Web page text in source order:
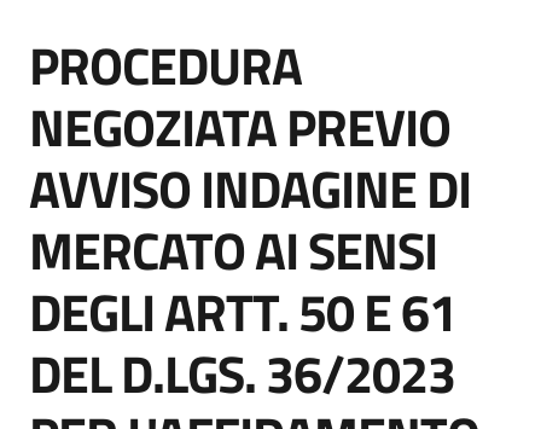
di
acquisto
Supporto
Piattaforme
telematiche
Salta al contenuto
PROCEDURA
NEGOZIATA PREVIO
AVVISO INDAGINE DI
MERCATO AI SENSI
DEGLI ARTT. 50 E 61
DEL D.LGS. 36/2023